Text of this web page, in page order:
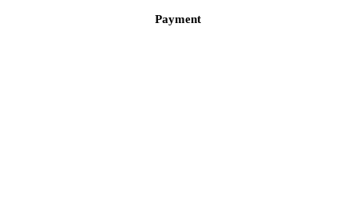
Payment